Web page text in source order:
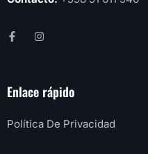
Enlace rápido
Política De Privacidad